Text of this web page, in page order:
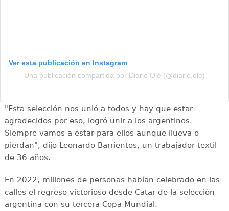
Ver esta publicación en Instagram
Una publicación compartida por Diario Olé (@diario.ole)
"Esta selección nos unió a todos y hay que estar
agradecidos por eso, logró unir a los argentinos.
Siempre vamos a estar para ellos aunque llueva o
pierdan", dijo Leonardo Barrientos, un trabajador textil
de 36 años.
En 2022, millones de personas habían celebrado en las
calles el regreso victorioso desde Catar de la selección
argentina con su tercera Copa Mundial.